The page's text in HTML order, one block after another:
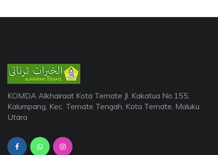
KOMDA Alkhairaat Kota Ternate Jl. Kakatua No.155,
Kalumpang, Kec. Ternate Tengah, Kota Ternate, Maluku
Utara